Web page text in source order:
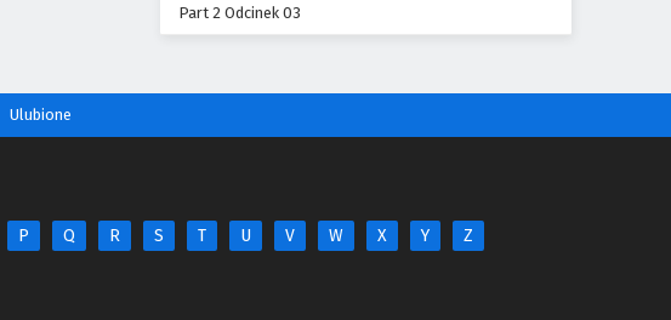
Part 2 Odcinek 03
Ulubione
P Q R S T U V W X Y Z